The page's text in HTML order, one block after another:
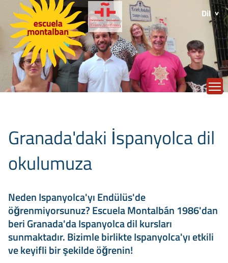
Dil
Granada'daki İspanyolca dil
okulumuza
Neden Ispanyolca'yı Endülüs'de
öğrenmiyorsunuz? Escuela Montalbán 1986'dan
beri Granada'da Ispanyolca dil kursları
sunmaktadır. Bizimle birlikte Ispanyolca'yı etkili
ve keyifli bir şekilde öğrenin!